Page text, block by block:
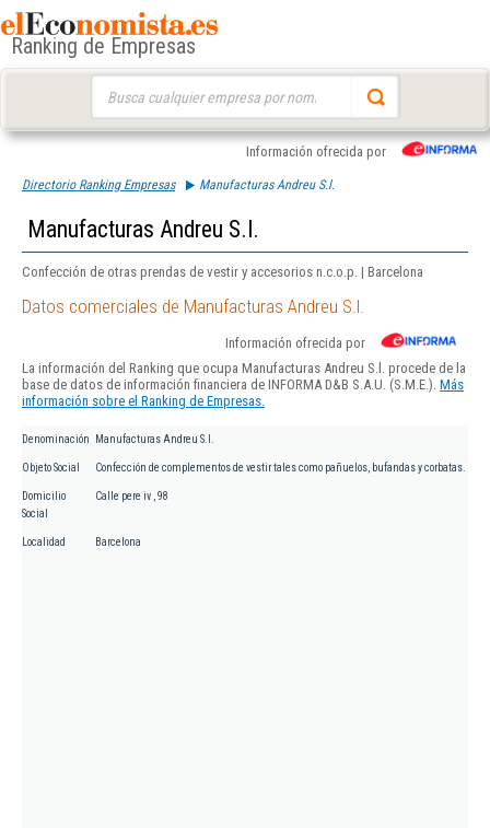
Ranking de Empresas
Información ofrecida por
Directorio Ranking Empresas Manufacturas Andreu S.l.
Manufacturas Andreu S.l.
Confección de otras prendas de vestir y accesorios n.c.o.p. | Barcelona
Datos comerciales de Manufacturas Andreu S.l.
Información ofrecida por
La información del Ranking que ocupa Manufacturas Andreu S.l. procede de la
base de datos de información financiera de INFORMA D&B S.A.U. (S.M.E.). Más
información sobre el Ranking de Empresas.
Denominación Manufacturas Andreu S.l.
Objeto Social Confección de complementos de vestir tales como pañuelos, bufandas y corbatas.
Domicilio
Social
Calle pere iv , 98
Localidad Barcelona